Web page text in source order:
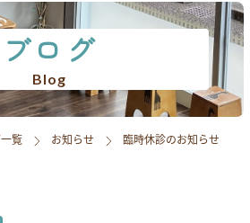
ブログ
Blog
覧 お知らせ 臨時休診のお知らせ